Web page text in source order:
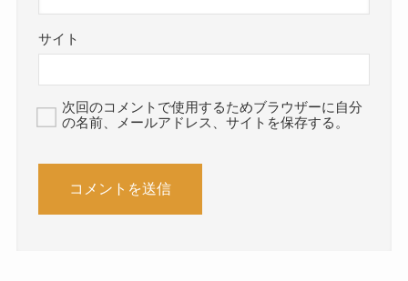
サイト
次回のコメントで使用するためブラウザーに自分
の名前、メールアドレス、サイトを保存する。